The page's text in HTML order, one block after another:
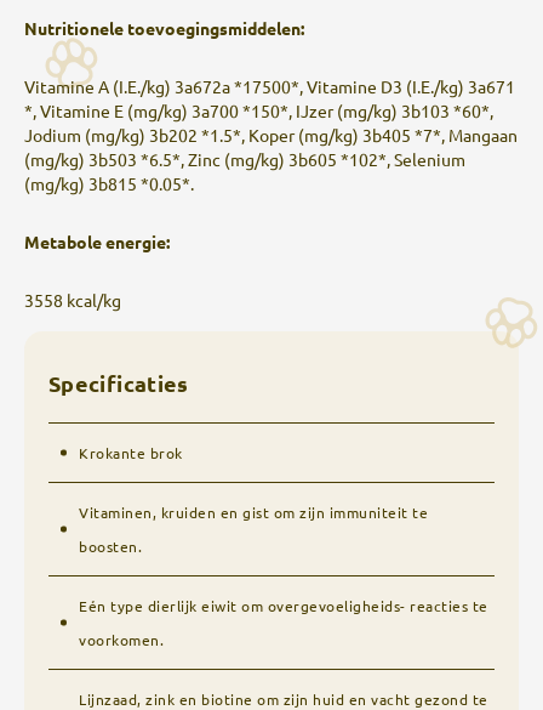
Nutritionele toevoegingsmiddelen:
Vitamine A (I.E./kg) 3a672a *17500*, Vitamine D3 (I.E./kg) 3a671
*, Vitamine E (mg/kg) 3a700 *150*, IJzer (mg/kg) 3b103 *60*,
Jodium (mg/kg) 3b202 *1.5*, Koper (mg/kg) 3b405 *7*, Mangaan
(mg/kg) 3b503 *6.5*, Zinc (mg/kg) 3b605 *102*, Selenium
(mg/kg) 3b815 *0.05*.
Metabole energie:
3558 kcal/kg
Specificaties
Krokante brok
Vitaminen, kruiden en gist om zijn immuniteit te
boosten.
Eén type dierlijk eiwit om overgevoeligheids- reacties te
voorkomen.
Lijnzaad, zink en biotine om zijn huid en vacht gezond te